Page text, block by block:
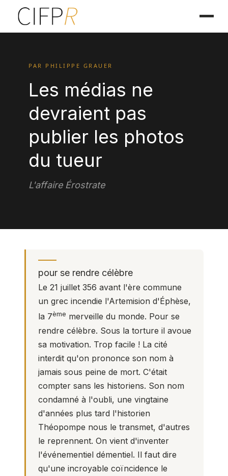
PAR PHILIPPE GRAUER
Les médias ne
devraient pas
publier les photos
du tueur
L'affaire Érostrate
pour se rendre célèbre
Le 21 juillet 356 avant l'ère commune
un grec incendie l'Artemision d'Éphèse,
la 7ème merveille du monde. Pour se
rendre célèbre. Sous la torture il avoue
sa motivation. Trop facile ! La cité
interdit qu'on prononce son nom à
jamais sous peine de mort. C'était
compter sans les historiens. Son nom
condamné à l'oubli, une vingtaine
d'années plus tard l'historien
Théopompe nous le transmet, d'autres
le reprennent. On vient d'inventer
l'événementiel démentiel. Il faut dire
qu'une incroyable coïncidence le